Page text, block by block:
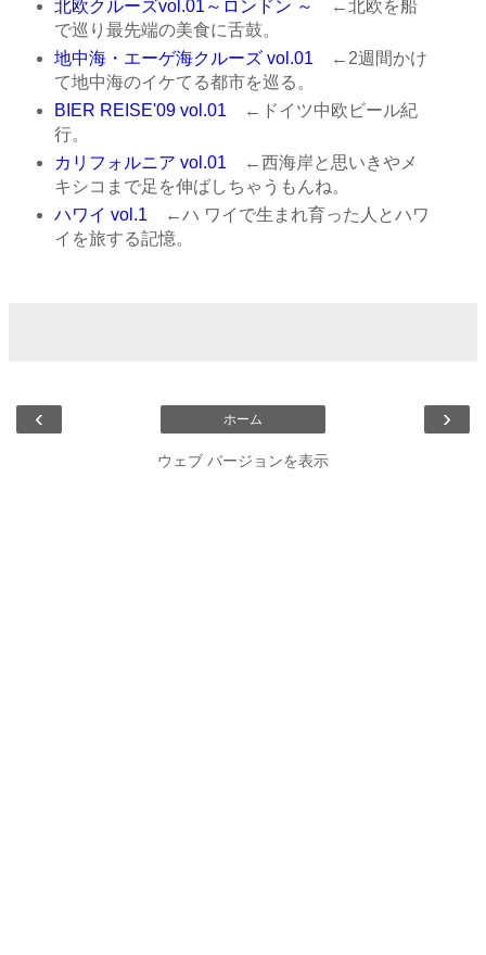
北欧クルーズvol.01～ロンドン ～
←北欧を船
で巡り最先端の美食に舌鼓。
地中海・エーゲ海クルーズ vol.01 ←2週間かけ
て地中海のイケてる都市を巡る。
BIER REISE'09 vol.01 ←ドイツ中欧ビール紀
行。
カリフォルニア vol.01 ←西海岸と思いきやメ
キシコまで足を伸ばしちゃうもんね。
ハワイ vol.1 ←ハ ワイで生まれ育った人とハワ
イを旅する記憶。
‹ ›
ホーム
ウェブ バージョンを表示